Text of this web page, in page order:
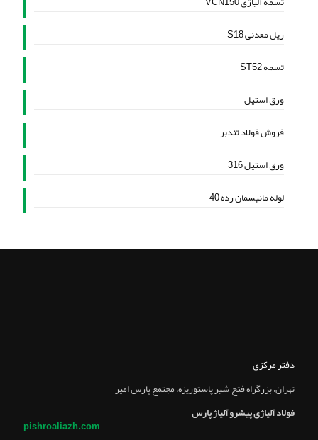
ریل معدنی S18
تسمه ST52
ورق استیل
فروش فولاد تندبر
ورق استیل 316
لوله مانیسمان رده 40
دفتر مرکزی
تهران، بزرگراه فتح, شير پاستوريزه، مجتمع پارس امير
فولاد آلیاژی پیشرو آلیاژ پارس
pishroaliazh.com